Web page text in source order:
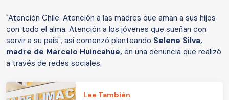
"Atención Chile. Atención a las madres que aman a sus hijos
con todo el alma. Atención a los jóvenes que sueñan con
servir a su país", así comenzó planteando Selene Silva,
madre de Marcelo Huincahue, en una denuncia que realizó
a través de redes sociales.
Lee También